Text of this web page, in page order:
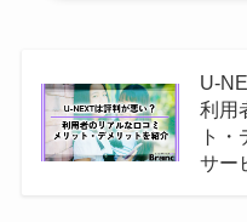
U-
利用
ト
サー